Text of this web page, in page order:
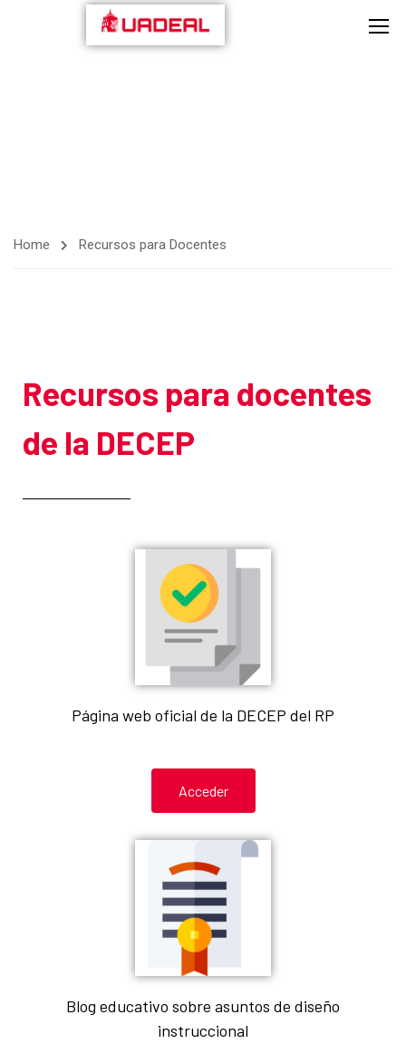
Home Recursos para Docentes
Recursos para docentes
de la DECEP
Página web oficial de la DECEP del RP
Acceder
Blog educativo sobre asuntos de diseño
instruccional